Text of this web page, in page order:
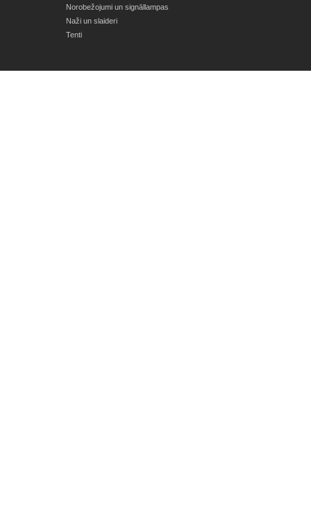
Norobežojumi un signāllampas
Naži un slaideri
Tenti